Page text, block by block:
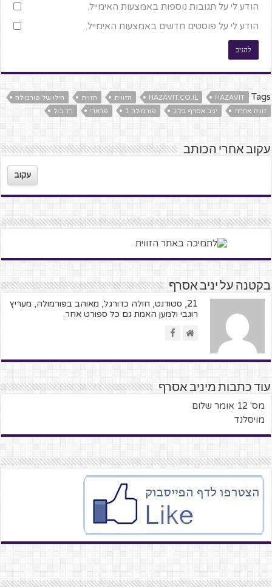
הודע לי על תגובות נוספות באמצעות האימייל.
הודע לי על פוסטים חדשים באמצעות האימייל.
Tags
HAZAVIT
HAZAVIT.CO.IL הזווית הזוית
הילו של פורמולה
זווית אחרת
יניב אסרף בלוג פורמולה 1 פרארי רד בול
עקוב אחרי הכותב
עקוב
בקטנה על יניב אסרף
21, סטודנט, חולה כדורגל, מאוהב בפורמולה, מעריץ
רוגבי ולמען האמת גם כל ספורט אחר.
עוד כתבות מיניב אסרף
מס' 12 אומר שלום
מויסלנד